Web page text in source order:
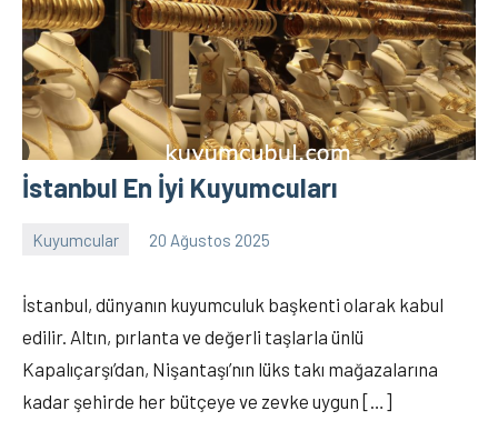
İstanbul En İyi Kuyumcuları
Kuyumcular 20 Ağustos 2025
admin
Yorum
İstanbul, dünyanın kuyumculuk başkenti olarak kabul
edilir. Altın, pırlanta ve değerli taşlarla ünlü
Kapalıçarşı’dan, Nişantaşı’nın lüks takı mağazalarına
kadar şehirde her bütçeye ve zevke uygun […]